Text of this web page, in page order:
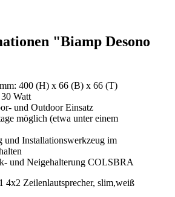
"Biamp Desono
400 (H) x 66 (B) x 66 (T)
Watt
und Outdoor Einsatz
möglich (etwa unter einem
und Installationswerkzeug im
und Neigehalterung COLSBRA
4x2 Zeilenlautsprecher, slim,weiß